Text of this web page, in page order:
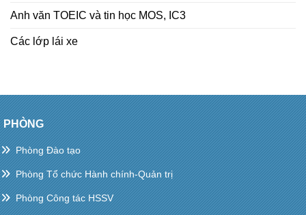
Anh văn TOEIC và tin học MOS, IC3
Các lớp lái xe
PHÒNG
Phòng Đào tạo
Phòng Tổ chức Hành chính-Quản trị
Phòng Công tác HSSV